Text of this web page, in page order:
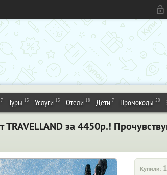
Туры 13 Услуги 13 Отели 18 Дети 7 Промокоды 50
за 4450р.!
Купили: 1